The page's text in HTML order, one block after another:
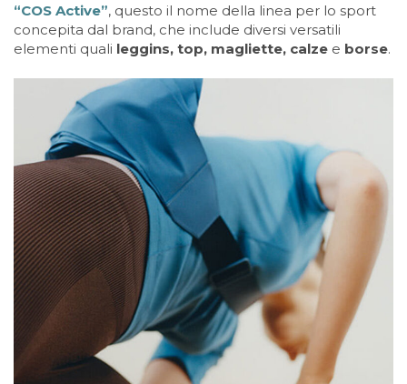
“COS Active”, questo il nome della linea per lo sport
concepita dal brand, che include diversi versatili
elementi quali leggins, top, magliette, calze e borse.